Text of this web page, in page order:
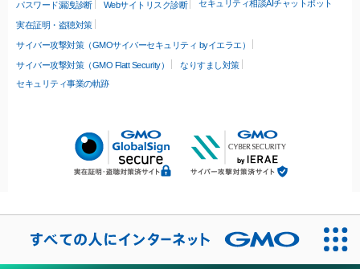
パスワード漏洩診断 Webサイトリスク診断 セキュリティ相談AIチャットボット
実在証明・盗聴対策
サイバー攻撃対策（GMOサイバーセキュリティ byイエラエ）
サイバー攻撃対策（GMO Flatt Security）
なりすまし対策
セキュリティ事業の軌跡